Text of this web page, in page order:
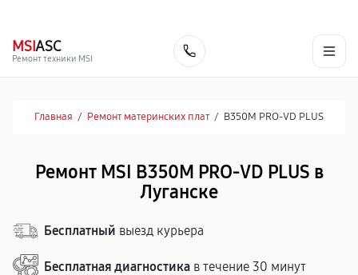
MSIASC
Ремонт техники MSI
Главная / Ремонт материнских плат / B350M PRO-VD PLUS
Ремонт MSI B350M PRO-VD PLUS в
Луганске
Бесплатный выезд курьера
Бесплатная диагностика в течение 30 минут